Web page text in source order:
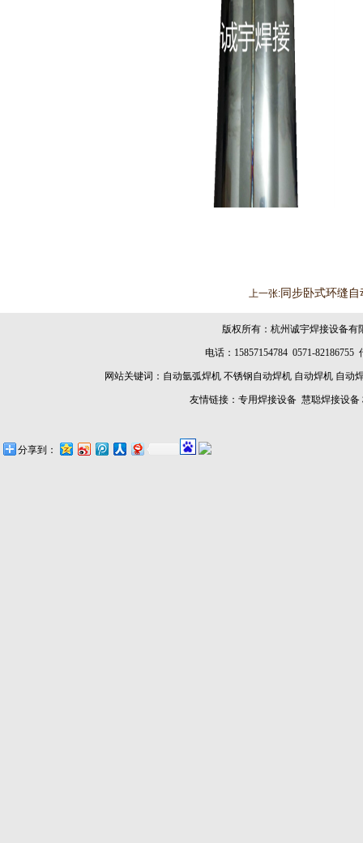
上一张:同步卧式环缝
版权所有：杭州诚宇焊接设备
电话：15857154784 0571-
网站关键词： 自动氩弧焊机 不锈钢自动焊机 自动焊机 自动
友情链接： 专用焊接设备 慧聪焊接设备
分享到：